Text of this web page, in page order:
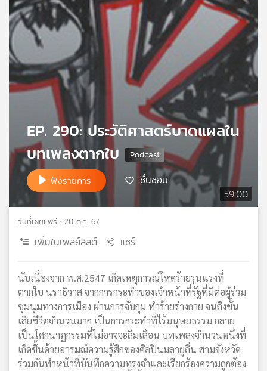
เครือ
ข่าย
วิทยุ
ไทย
พี
บี
เอส
แผนที่
วิทยุ
เครือ
ข่าย
59:00
EP. 290: ประวัติศาสตร์บาดแผลใน
บทเพลงตากใบ
ฟังรายการ ชื่นชอบ
วันที่เผยแพร่ : 20 ต.ค. 67
เพิ่มในเพลย์ลิสต์ แชร์
นับเนื่องจาก พ.ศ.2547 เกิดเหตุการณ์โหดร้ายรุนแรงที่
ตากใบ นราธิวาส จากการกระทำของเจ้าหน้าที่รัฐที่มีต่อผู้ร่วม
ชุมนุมทางการเมือง ผ่านการจับกุม ทำร้ายร่างกาย จนถึงขั้น
เสียชีวิตจำนวนมาก เป็นการกระทำที่ไร้มนุษยธรรม กลาย
เป็นโศกนาฏกรรมที่ไม่อาจจะลืมเลือน บทเพลงจำนวนหนึ่งที่
เกิดขึ้นด้วยอารมณ์ความรู้สึกของศิลปินมลายูถิ่น สามจังหวัด
ร่วมกันทำหน้าที่บันทึกความทรงจำและเรียกร้องความถูกต้อง